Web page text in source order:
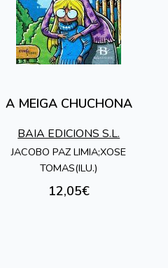
A MEIGA CHUCHONA
BAIA EDICIONS S.L.
JACOBO PAZ LIMIA;XOSE
TOMAS(ILU.)
12,05€